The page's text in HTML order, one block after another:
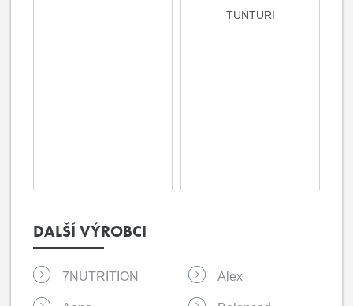
TUNTURI
DALŠÍ VÝROBCI
7NUTRITION Alex